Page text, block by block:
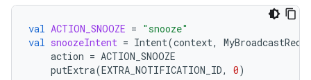
val ACTION_SNOOZE = "snooze"
val snoozeIntent = Intent(context,
action = ACTION_SNOOZE
putExtra(EXTRA_NOTIFICATION_ID, 0)